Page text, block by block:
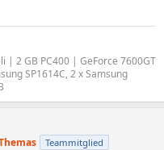
| 2 GB PC400 | GeForce 7600GT
SP1614C, 2 x Samsung
Teammitglied